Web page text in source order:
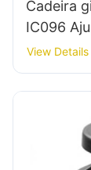
Cadeira
IC096
pé
| Perfeito
Uso de
View Details